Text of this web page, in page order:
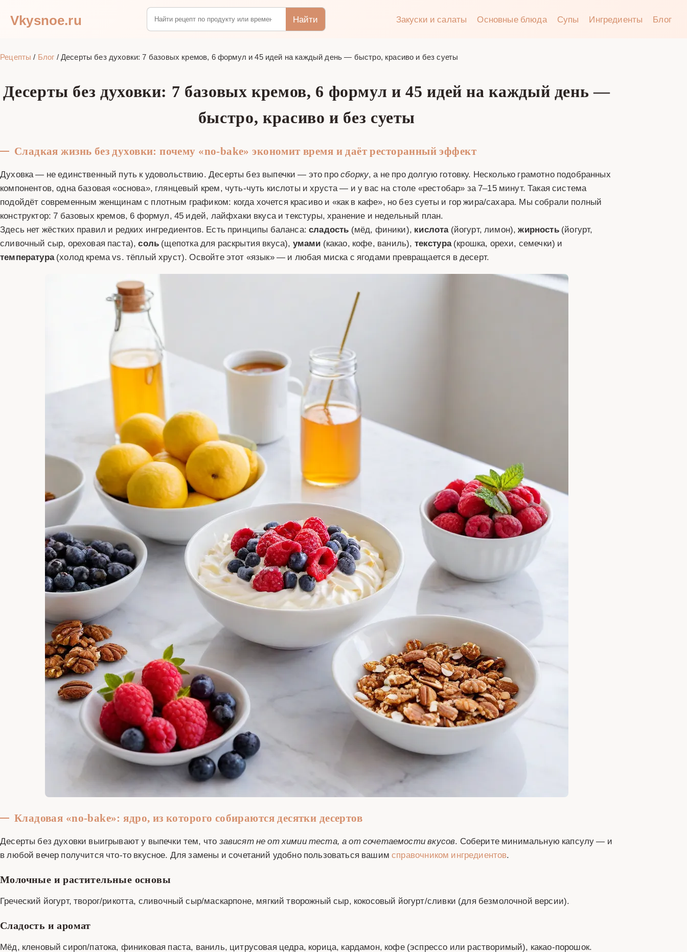
Vkysnoe.ru Найти Закуски и салаты Основные блюда Супы Ингредиенты Блог
Рецепты / Блог / Десерты без духовки: 7 базовых кремов, 6 формул и 45 идей на каждый день — быстро, красиво и без суеты
Десерты без духовки: 7 базовых кремов, 6 формул и 45 идей на каждый день —
быстро, красиво и без суеты
Сладкая жизнь без духовки: почему «no‑bake» экономит время и даёт ресторанный эффект
Духовка — не единственный путь к удовольствию. Десерты без выпечки — это просборку, а не про долгую готовку. Несколько грамотно подобранных
компонентов, одна базовая «основа», глянцевый крем, чуть‑чуть кислоты и хруста — и у вас на столе «рестобар» за 7–15 минут. Такая система
подойдёт современным женщинам с плотным графиком: когда хочется красиво и «как в кафе», но без суеты и гор жира/сахара. Мы собрали полный
конструктор: 7 базовых кремов, 6 формул, 45 идей, лайфхаки вкуса и текстуры, хранение и недельный план.
Здесь нет жёстких правил и редких ингредиентов. Есть принципы баланса:сладость (мёд, финики), кислота(йогурт, лимон),жирность(йогурт,
сливочный сыр, ореховая паста),соль (щепотка для раскрытия вкуса), умами (какао, кофе, ваниль), текстура(крошка, орехи, семечки) и
температура(холод крема vs. тёплый хруст). Освойте этот «язык» — и любая миска с ягодами превращается в десерт.
Кладовая «no‑bake»: ядро, из которого собираются десятки десертов
Десерты без духовки выигрывают у выпечки тем, что зависят не от химии теста, а от сочетаемости вкусов. Соберите минимальную капсулу — и
в любой вечер получится что‑то вкусное. Для замены и сочетаний удобно пользоваться вашимсправочником ингредиентов.
Молочные и растительные основы
Греческий йогурт, творог/рикотта, сливочный сыр/маскарпоне, мягкий творожный сыр, кокосовый йогурт/сливки (для безмолочной версии).
Сладость и аромат
Мёд, кленовый сироп/патока, финиковая паста, ваниль, цитрусовая цедра, корица, кардамон, кофе (эспрессо или растворимый), какао‑порошок.